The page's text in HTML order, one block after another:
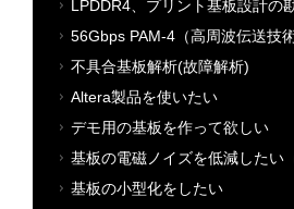
LPDDR4、プリント基板設計の
56Gbps PAM-4（高周波伝送技
不具合基板解析(故障解析)
Altera製品を使いたい
デモ用の基板を作って欲しい
基板の電磁ノイズを低減したい
基板の小型化をしたい